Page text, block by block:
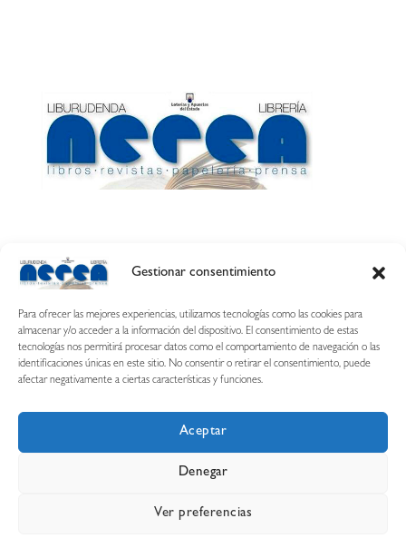
Gestionar consentimiento
Para ofrecer las mejores experiencias, utilizamos tecnologías como las cookies para
almacenar y/o acceder a la información del dispositivo. El consentimiento de estas
tecnologías nos permitirá procesar datos como el comportamiento de navegación o las
identificaciones únicas en este sitio. No consentir o retirar el consentimiento, puede
afectar negativamente a ciertas características y funciones.
Aceptar
Denegar
Ver preferencias
Calle Esquíroz, 27
687 54 31 70
nerearetamonge@gmail.com
Aviso legal
Condiciones de uso y compra